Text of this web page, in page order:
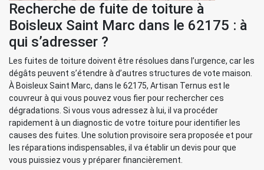
Recherche de fuite de toiture à
Boisleux Saint Marc dans le 62175 : à
qui s’adresser ?
Les fuites de toiture doivent être résolues dans l’urgence, car les
dégâts peuvent s’étendre à d’autres structures de vote maison.
À Boisleux Saint Marc, dans le 62175, Artisan Ternus est le
couvreur à qui vous pouvez vous fier pour rechercher ces
dégradations. Si vous vous adressez à lui, il va procéder
rapidement à un diagnostic de votre toiture pour identifier les
causes des fuites. Une solution provisoire sera proposée et pour
les réparations indispensables, il va établir un devis pour que
vous puissiez vous y préparer financièrement.